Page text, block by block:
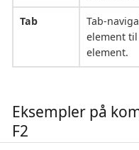
Tab
Tab-
element til
element.
Eksempler på
F2